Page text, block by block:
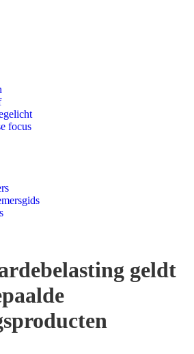
focus
geldt